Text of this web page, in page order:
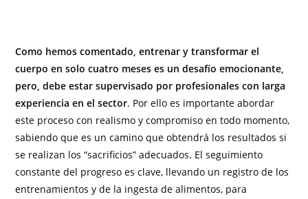
Como hemos comentado, entrenar y transformar el
cuerpo en solo cuatro meses es un desafío emocionante,
pero, debe estar supervisado por profesionales con larga
experiencia en el sector. Por ello es importante abordar
este proceso con realismo y compromiso en todo momento,
sabiendo que es un camino que obtendrá los resultados si
se realizan los “sacrificios” adecuados. El seguimiento
constante del progreso es clave, llevando un registro de los
entrenamientos y de la ingesta de alimentos, para